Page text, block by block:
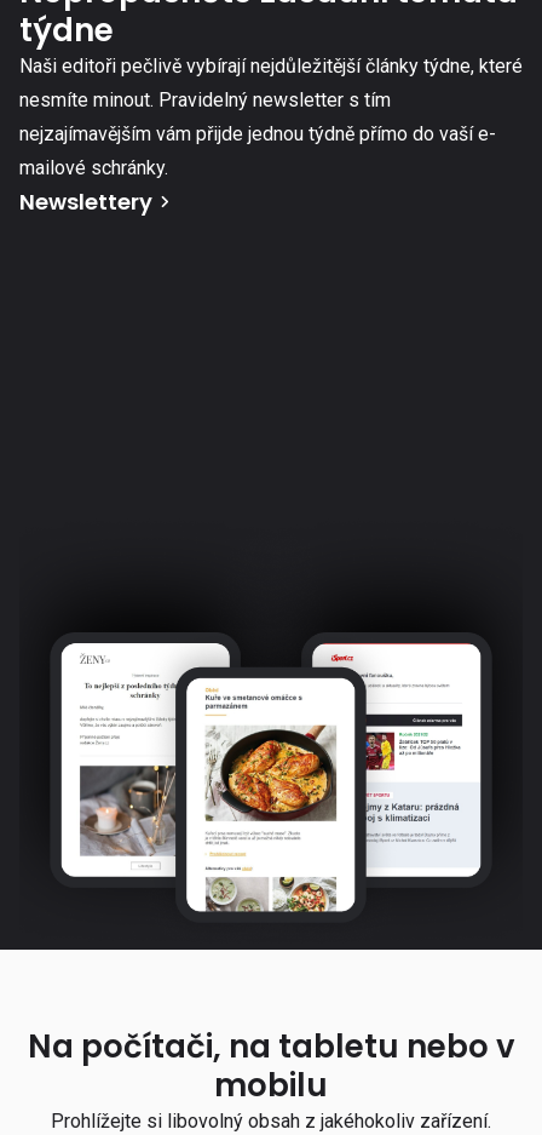
týdne
Naši editoři pečlivě vybírají nejdůležitější články týdne, které
nesmíte minout. Pravidelný newsletter s tím
nejzajímavějším vám přijde jednou týdně přímo do vaší e-
mailové schránky.
Newslettery
Na počítači, na tabletu nebo v
mobilu
Prohlížejte si libovolný obsah z jakéhokoliv zařízení.